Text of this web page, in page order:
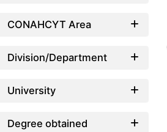
CONAHCYT Area
Division/Department
University
Degree obtained